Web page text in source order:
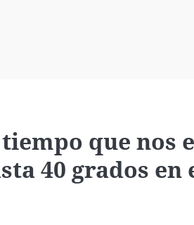
que nos
40 grados en